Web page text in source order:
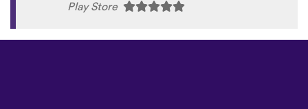
Play Store